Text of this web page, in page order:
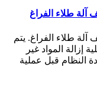
آلة طلاء الفراغ
طلاء الفراغ. يتم
إزالة المواد غير
النظام قبل عملية